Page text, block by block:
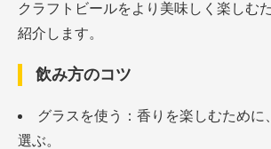
クラフトビールをより美味しく楽しむ
紹介します。
飲み方のコツ
グラスを使う：香りを楽しむために
選ぶ。